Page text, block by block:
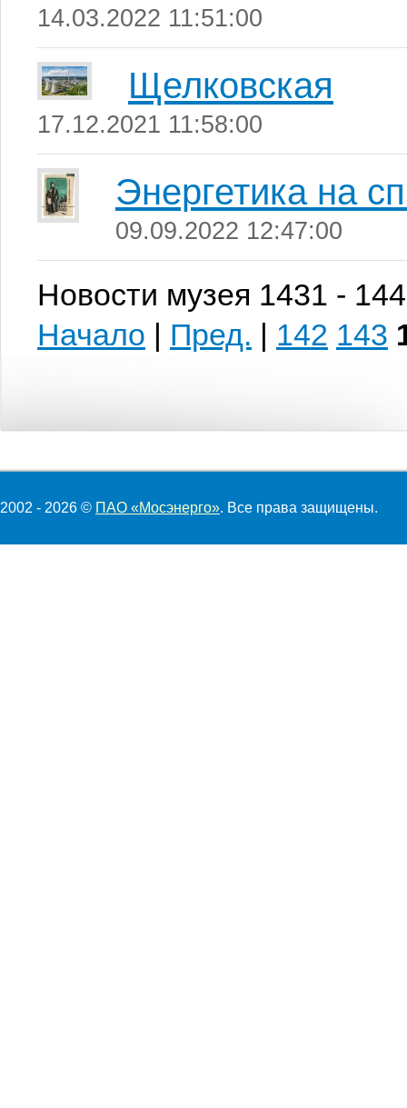
14.03.2022 11:51:00
Щелковская
17.12.2021 11:58:00
Энергетика на
09.09.2022 12:47:00
Новости музея 1431 -
Начало | Пред. | 142 143
2002 - 2026 © ПАО «Мосэнерго». Все права защищены.